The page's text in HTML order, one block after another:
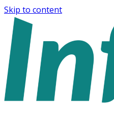
Skip to content